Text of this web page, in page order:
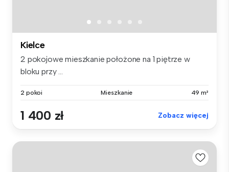
Kielce
2 pokojowe mieszkanie położone na 1 piętrze w
bloku przy ...
2 pokoi Mieszkanie 49 m²
1 400 zł Zobacz więcej